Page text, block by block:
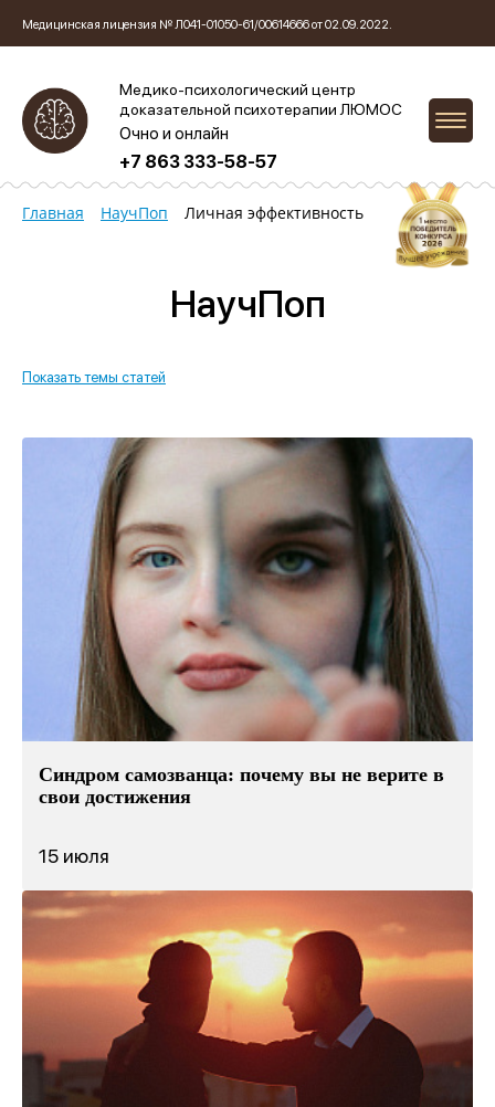
Медицинская лицензия № Л041-01050-61/00614666 от 02.09.2022.
Медико-психологический центр
доказательной психотерапии ЛЮМОС
Очно и онлайн
+7 863 333-58-57
Главная НаучПоп Личная эффективность
НаучПоп
Показать темы статей
Синдром самозванца: почему вы не верите в
свои достижения
15 июля